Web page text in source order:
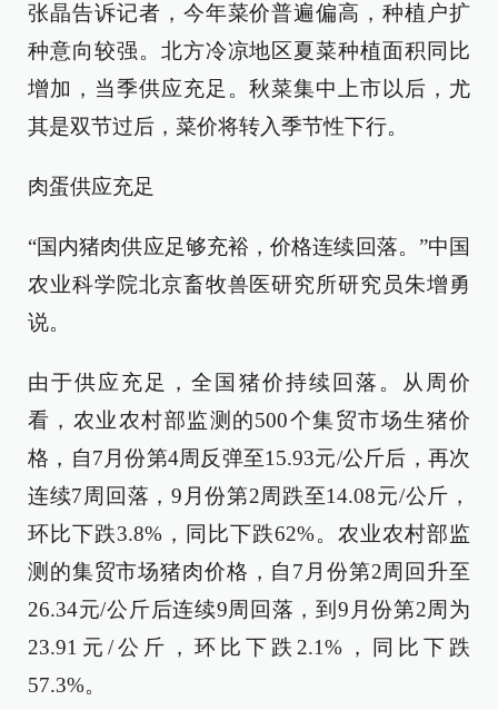
张晶告诉记者，今年菜价普遍偏高，种植户扩
种意向较强。北方冷凉地区夏菜种植面积同比
增加，当季供应充足。秋菜集中上市以后，尤
其是双节过后，菜价将转入季节性下行。
肉蛋供应充足
“国内猪肉供应足够充裕，价格连续回落。”中国
农业科学院北京畜牧兽医研究所研究员朱增勇
说。
由于供应充足，全国猪价持续回落。从周价
看，农业农村部监测的500个集贸市场生猪价
格，自7月份第4周反弹至15.93元/公斤后，再次
连续7周回落，9月份第2周跌至14.08元/公斤，
环比下跌3.8%，同比下跌62%。农业农村部监
测的集贸市场猪肉价格，自7月份第2周回升至
26.34元/公斤后连续9周回落，到9月份第2周为
23.91元/公斤，环比下跌2.1%，同比下跌
57.3%。